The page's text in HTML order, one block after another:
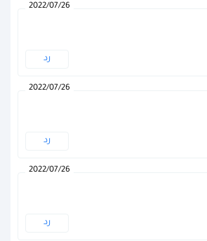
2022/07/26
رد
2022/07/26
رد
2022/07/26
رد